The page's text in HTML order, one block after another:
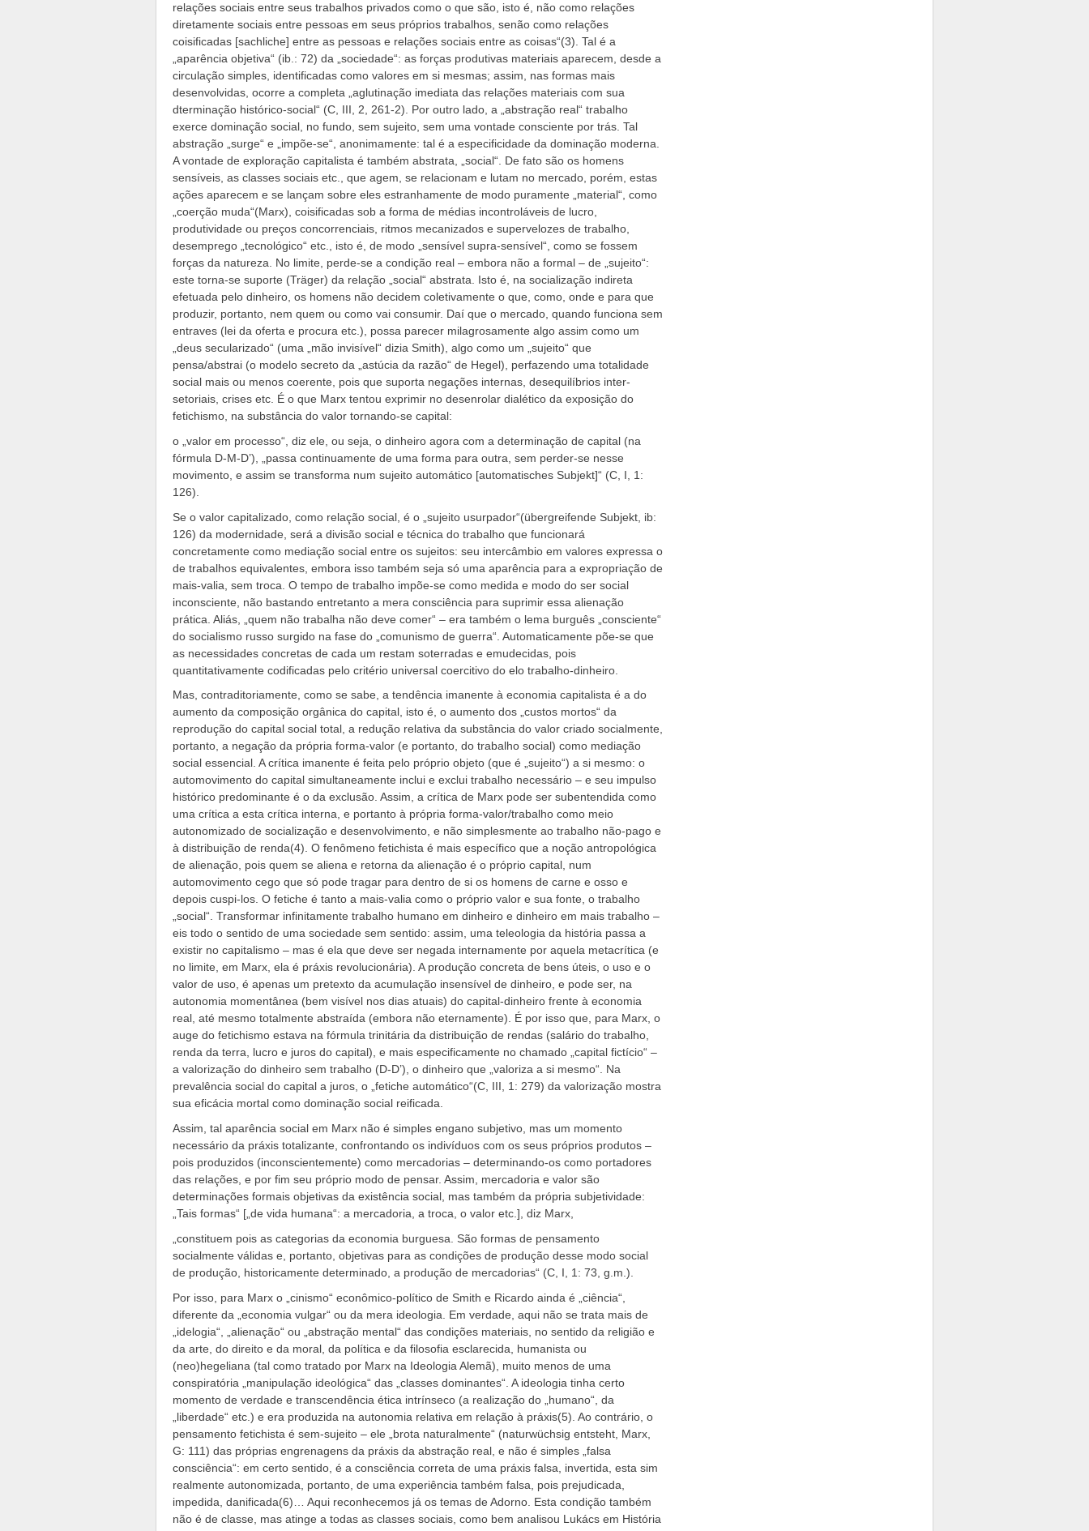
relações sociais entre seus trabalhos privados como o que são, isto é, não como relações
diretamente sociais entre pessoas em seus próprios trabalhos, senão como relações
coisificadas [sachliche] entre as pessoas e relações sociais entre as coisas“(3). Tal é a
„aparência objetiva“ (ib.: 72) da „sociedade“: as forças produtivas materiais aparecem, desde a
circulação simples, identificadas como valores em si mesmas; assim, nas formas mais
desenvolvidas, ocorre a completa „aglutinação imediata das relações materiais com sua
dterminação histórico-social“ (C, III, 2, 261-2). Por outro lado, a „abstração real“ trabalho
exerce dominação social, no fundo, sem sujeito, sem uma vontade consciente por trás. Tal
abstração „surge“ e „impõe-se“, anonimamente: tal é a especificidade da dominação moderna.
A vontade de exploração capitalista é também abstrata, „social“. De fato são os homens
sensíveis, as classes sociais etc., que agem, se relacionam e lutam no mercado, porém, estas
ações aparecem e se lançam sobre eles estranhamente de modo puramente „material“, como
„coerção muda“(Marx), coisificadas sob a forma de médias incontroláveis de lucro,
produtividade ou preços concorrenciais, ritmos mecanizados e supervelozes de trabalho,
desemprego „tecnológico“ etc., isto é, de modo „sensível supra-sensível“, como se fossem
forças da natureza. No limite, perde-se a condição real – embora não a formal – de „sujeito“:
este torna-se suporte (Träger) da relação „social“ abstrata. Isto é, na socialização indireta
efetuada pelo dinheiro, os homens não decidem coletivamente o que, como, onde e para que
produzir, portanto, nem quem ou como vai consumir. Daí que o mercado, quando funciona sem
entraves (lei da oferta e procura etc.), possa parecer milagrosamente algo assim como um
„deus secularizado“ (uma „mão invisível“ dizia Smith), algo como um „sujeito“ que
pensa/abstrai (o modelo secreto da „astúcia da razão“ de Hegel), perfazendo uma totalidade
social mais ou menos coerente, pois que suporta negações internas, desequilíbrios inter-
setoriais, crises etc. É o que Marx tentou exprimir no desenrolar dialético da exposição do
fetichismo, na substância do valor tornando-se capital:
o „valor em processo“, diz ele, ou seja, o dinheiro agora com a determinação de capital (na
fórmula D-M-D’), „passa continuamente de uma forma para outra, sem perder-se nesse
movimento, e assim se transforma num sujeito automático [automatisches Subjekt]“ (C, I, 1:
126).
Se o valor capitalizado, como relação social, é o „sujeito usurpador“(übergreifende Subjekt, ib:
126) da modernidade, será a divisão social e técnica do trabalho que funcionará
concretamente como mediação social entre os sujeitos: seu intercâmbio em valores expressa o
de trabalhos equivalentes, embora isso também seja só uma aparência para a expropriação de
mais-valia, sem troca. O tempo de trabalho impõe-se como medida e modo do ser social
inconsciente, não bastando entretanto a mera consciência para suprimir essa alienação
prática. Aliás, „quem não trabalha não deve comer“ – era também o lema burguês „consciente“
do socialismo russo surgido na fase do „comunismo de guerra“. Automaticamente põe-se que
as necessidades concretas de cada um restam soterradas e emudecidas, pois
quantitativamente codificadas pelo critério universal coercitivo do elo trabalho-dinheiro.
Mas, contraditoriamente, como se sabe, a tendência imanente à economia capitalista é a do
aumento da composição orgânica do capital, isto é, o aumento dos „custos mortos“ da
reprodução do capital social total, a redução relativa da substância do valor criado socialmente,
portanto, a negação da própria forma-valor (e portanto, do trabalho social) como mediação
social essencial. A crítica imanente é feita pelo próprio objeto (que é „sujeito“) a si mesmo: o
automovimento do capital simultaneamente inclui e exclui trabalho necessário – e seu impulso
histórico predominante é o da exclusão. Assim, a crítica de Marx pode ser subentendida como
uma crítica a esta crítica interna, e portanto à própria forma-valor/trabalho como meio
autonomizado de socialização e desenvolvimento, e não simplesmente ao trabalho não-pago e
à distribuição de renda(4). O fenômeno fetichista é mais específico que a noção antropológica
de alienação, pois quem se aliena e retorna da alienação é o próprio capital, num
automovimento cego que só pode tragar para dentro de si os homens de carne e osso e
depois cuspi-los. O fetiche é tanto a mais-valia como o próprio valor e sua fonte, o trabalho
„social“. Transformar infinitamente trabalho humano em dinheiro e dinheiro em mais trabalho –
eis todo o sentido de uma sociedade sem sentido: assim, uma teleologia da história passa a
existir no capitalismo – mas é ela que deve ser negada internamente por aquela metacrítica (e
no limite, em Marx, ela é práxis revolucionária). A produção concreta de bens úteis, o uso e o
valor de uso, é apenas um pretexto da acumulação insensível de dinheiro, e pode ser, na
autonomia momentânea (bem visível nos dias atuais) do capital-dinheiro frente à economia
real, até mesmo totalmente abstraída (embora não eternamente). É por isso que, para Marx, o
auge do fetichismo estava na fórmula trinitária da distribuição de rendas (salário do trabalho,
renda da terra, lucro e juros do capital), e mais especificamente no chamado „capital fictício“ –
a valorização do dinheiro sem trabalho (D-D’), o dinheiro que „valoriza a si mesmo“. Na
prevalência social do capital a juros, o „fetiche automático“(C, III, 1: 279) da valorização mostra
sua eficácia mortal como dominação social reificada.
Assim, tal aparência social em Marx não é simples engano subjetivo, mas um momento
necessário da práxis totalizante, confrontando os indivíduos com os seus próprios produtos –
pois produzidos (inconscientemente) como mercadorias – determinando-os como portadores
das relações, e por fim seu próprio modo de pensar. Assim, mercadoria e valor são
determinações formais objetivas da existência social, mas também da própria subjetividade:
„Tais formas“ [„de vida humana“: a mercadoria, a troca, o valor etc.], diz Marx,
„constituem pois as categorias da economia burguesa. São formas de pensamento
socialmente válidas e, portanto, objetivas para as condições de produção desse modo social
de produção, historicamente determinado, a produção de mercadorias“ (C, I, 1: 73, g.m.).
Por isso, para Marx o „cinismo“ econômico-político de Smith e Ricardo ainda é „ciência“,
diferente da „economia vulgar“ ou da mera ideologia. Em verdade, aqui não se trata mais de
„idelogia“, „alienação“ ou „abstração mental“ das condições materiais, no sentido da religião e
da arte, do direito e da moral, da política e da filosofia esclarecida, humanista ou
(neo)hegeliana (tal como tratado por Marx na Ideologia Alemã), muito menos de uma
conspiratória „manipulação ideológica“ das „classes dominantes“. A ideologia tinha certo
momento de verdade e transcendência ética intrínseco (a realização do „humano“, da
„liberdade“ etc.) e era produzida na autonomia relativa em relação à práxis(5). Ao contrário, o
pensamento fetichista é sem-sujeito – ele „brota naturalmente“ (naturwüchsig entsteht, Marx,
G: 111) das próprias engrenagens da práxis da abstração real, e não é simples „falsa
consciência“: em certo sentido, é a consciência correta de uma práxis falsa, invertida, esta sim
realmente autonomizada, portanto, de uma experiência também falsa, pois prejudicada,
impedida, danificada(6)… Aqui reconhecemos já os temas de Adorno. Esta condição também
não é de classe, mas atinge a todas as classes sociais, como bem analisou Lukács em História